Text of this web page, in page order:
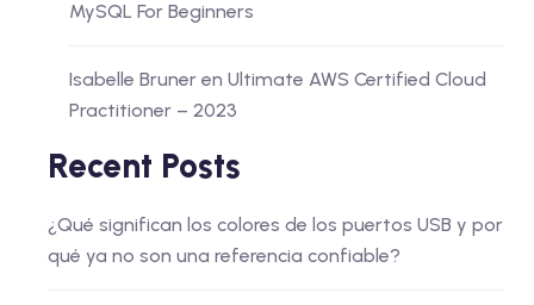
MySQL For Beginners
Isabelle Bruner en Ultimate AWS Certified Cloud
Practitioner – 2023
Recent Posts
¿Qué significan los colores de los puertos USB y por
qué ya no son una referencia confiable?